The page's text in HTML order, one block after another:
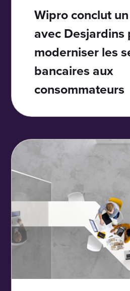
Wipro conclut
avec Desjardins
moderniser les
bancaires aux
consommateurs